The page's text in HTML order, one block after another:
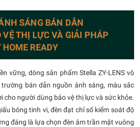
SÁNG BÁN DẪN
VỆ THỊ LỰC VÀ GIẢI PHÁP
READY
vững, dòng sản phẩm Stella ZY-LENS vô
bán dẫn nguồn ánh sáng, màu sắc
cho người dùng bảo vệ thị lực và sức khỏe.
bóng tinh vi, đèn đạt chỉ số kiểm soát độ
đáng là lựa chọn đèn âm trần mặt vuông